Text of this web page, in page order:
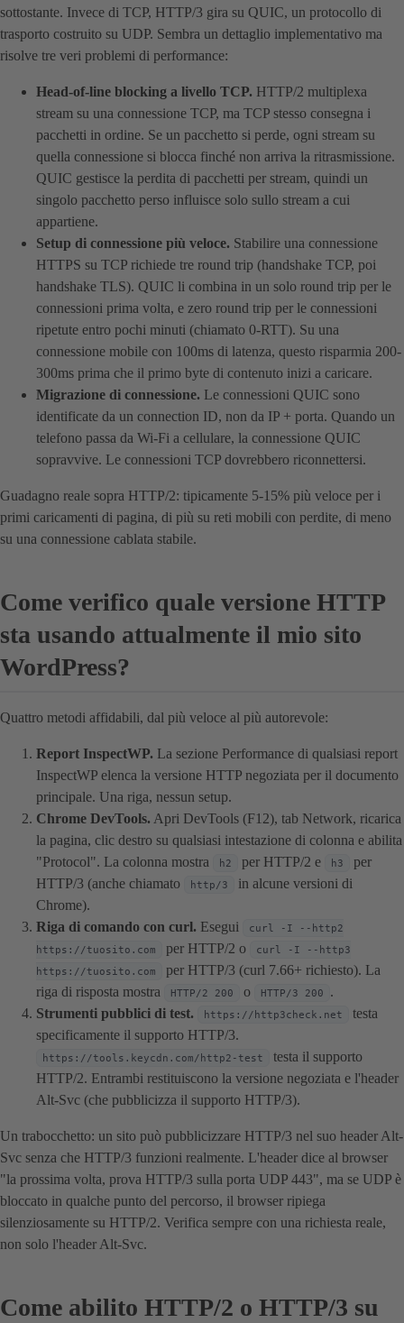
sottostante. Invece di TCP, HTTP/3 gira su QUIC, un protocollo di
trasporto costruito su UDP. Sembra un dettaglio implementativo ma
risolve tre veri problemi di performance:
Head-of-line blocking a livello TCP. HTTP/2 multiplexa
stream su una connessione TCP, ma TCP stesso consegna i
pacchetti in ordine. Se un pacchetto si perde, ogni stream su
quella connessione si blocca finché non arriva la ritrasmissione.
QUIC gestisce la perdita di pacchetti per stream, quindi un
singolo pacchetto perso influisce solo sullo stream a cui
appartiene.
Setup di connessione più veloce. Stabilire una connessione
HTTPS su TCP richiede tre round trip (handshake TCP, poi
handshake TLS). QUIC li combina in un solo round trip per le
connessioni prima volta, e zero round trip per le connessioni
ripetute entro pochi minuti (chiamato 0-RTT). Su una
connessione mobile con 100ms di latenza, questo risparmia 200-
300ms prima che il primo byte di contenuto inizi a caricare.
Migrazione di connessione. Le connessioni QUIC sono
identificate da un connection ID, non da IP + porta. Quando un
telefono passa da Wi-Fi a cellulare, la connessione QUIC
sopravvive. Le connessioni TCP dovrebbero riconnettersi.
Guadagno reale sopra HTTP/2: tipicamente 5-15% più veloce per i
primi caricamenti di pagina, di più su reti mobili con perdite, di meno
su una connessione cablata stabile.
Come verifico quale versione HTTP
sta usando attualmente il mio sito
WordPress?
Quattro metodi affidabili, dal più veloce al più autorevole:
Report InspectWP. La sezione Performance di qualsiasi report
InspectWP elenca la versione HTTP negoziata per il documento
principale. Una riga, nessun setup.
Chrome DevTools. Apri DevTools (F12), tab Network, ricarica
la pagina, clic destro su qualsiasi intestazione di colonna e abilita
"Protocol". La colonna mostra
h2 per HTTP/2 e h3
per
HTTP/3 (anche chiamato
http/3
in alcune versioni di
Chrome).
Riga di comando con curl. Esegui
curl -I --http2
https://tuosito.com
per HTTP/2 o
curl -I --http3
https://tuosito.com
per HTTP/3 (curl 7.66+ richiesto). La
riga di risposta mostra
HTTP/2 200 o HTTP/3 200
.
Strumenti pubblici di test.
https://http3check.net
testa
specificamente il supporto HTTP/3.
https://tools.keycdn.com/http2-test
testa il supporto
HTTP/2. Entrambi restituiscono la versione negoziata e l'header
Alt-Svc (che pubblicizza il supporto HTTP/3).
Un trabocchetto: un sito può pubblicizzare HTTP/3 nel suo header Alt-
Svc senza che HTTP/3 funzioni realmente. L'header dice al browser
"la prossima volta, prova HTTP/3 sulla porta UDP 443", ma se UDP è
bloccato in qualche punto del percorso, il browser ripiega
silenziosamente su HTTP/2. Verifica sempre con una richiesta reale,
non solo l'header Alt-Svc.
Come abilito HTTP/2 o HTTP/3 su